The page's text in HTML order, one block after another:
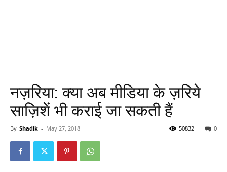
नज़रिया: क्या अब मीडिया के ज़रिये
साज़िशें भी कराई जा सकती हैं
By Shadik - May 27, 2018 0
50832